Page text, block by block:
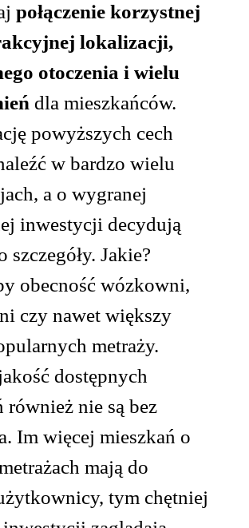
połączenie korzystnej
lokalizacji,
otoczenia i wielu
dla mieszkańców.
powyższych cech
w bardzo wielu
a o wygranej
inwestycji decydują
szczegóły. Jakie?
obecność wózkowni,
czy nawet większy
metraży.
dostępnych
również nie są bez
Im więcej mieszkań o
mają do
tym chętniej